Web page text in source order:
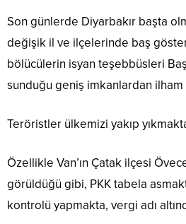
Son günlerde Diyarbakır başta
değişik il ve ilçelerinde baş
bölücülerin isyan teşebbüsleri
sunduğu geniş imkanlardan ilham
Teröristler ülkemizi yakıp
Özellikle Van’ın Çatak ilçesi
görüldüğü gibi, PKK tabela
kontrolü yapmakta, vergi adı